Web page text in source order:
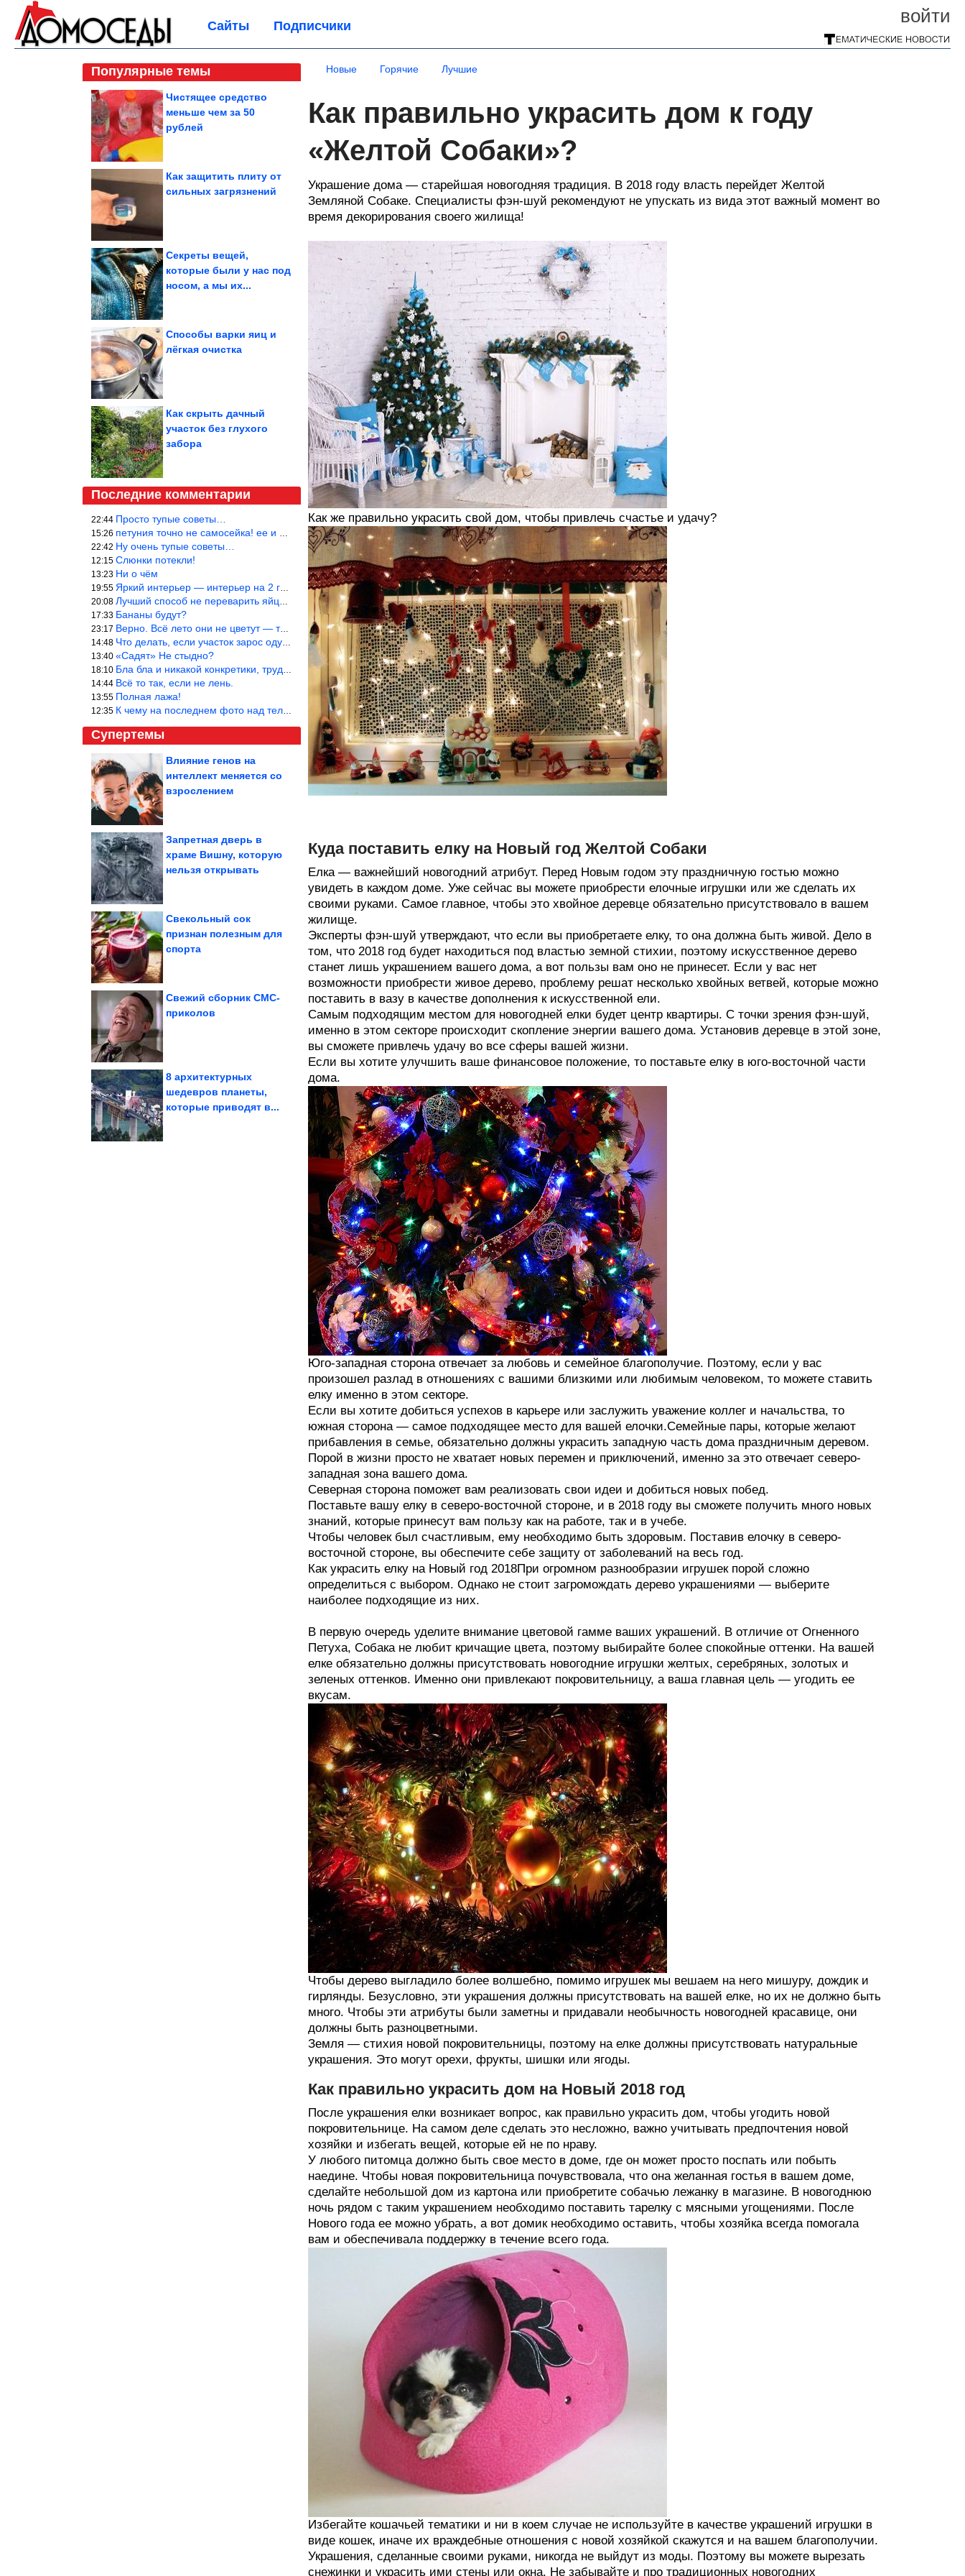
войти
Сайты Подписчики
Популярные темы
Чистящее средство
меньше чем за 50
рублей
Как защитить плиту от
сильных загрязнений
Секреты вещей,
которые были у нас под
носом, а мы их...
Способы варки яиц и
лёгкая очистка
Как cкрыть дачный
участок без глухого
забора
Последние комментарии
22:44 Просто тупые советы…
15:26 петуния точно не самосейка! ее и из рассады тяжело вырастить!
22:42 Ну очень тупые советы…
12:15 Слюнки потекли!
13:23 Ни о чём
19:55 Яркий интерьер — интерьер на 2 года! Человек должен отдыхать в с
20:08 Лучший способ не переварить яйцо — довести его до кипения и выкл
17:33 Бананы будут?
23:17 Верно. Всё лето они не цветут — только в его начале. Достаточно
14:48 Что делать, если участок зарос одуванчиками — ничего.
13:40 «Садят» Не стыдно?
18:10 Бла бла и никакой конкретики, трудно указать наименование рекоме
14:44 Всё то так, если не лень.
13:55 Полная лажа!
12:35 К чему на последнем фото над телевизором две полки? Делают интер
Супертемы
Мужчина избил
грузинском отеле....
Влияние генов на
интеллект меняется со
взрослением
Запретная дверь в
храме Вишну, которую
нельзя открывать
Свекольный сок
признан полезным для
спорта
Свежий сборник СМС-
приколов
Что съесть после 18:00,
чтобы не толстеть
8 архитектурных
шедевров планеты,
которые приводят в...
Новые Горячие Лучшие
Как правильно украсить дом к году
«Желтой Собаки»?
Украшение дома — старейшая новогодняя традиция. В 2018 году власть перейдет Желтой
Земляной Собаке. Специалисты фэн-шуй рекомендуют не упускать из вида этот важный момент во
время декорирования своего жилища!
Как же правильно украсить свой дом, чтобы привлечь счастье и удачу?
Куда поставить елку на Новый год Желтой Собаки
Елка — важнейший новогодний атрибут. Перед Новым годом эту праздничную гостью можно
увидеть в каждом доме. Уже сейчас вы можете приобрести елочные игрушки или же сделать их
своими руками. Самое главное, чтобы это хвойное деревце обязательно присутствовало в вашем
жилище.
Эксперты фэн-шуй утверждают, что если вы приобретаете елку, то она должна быть живой. Дело в
том, что 2018 год будет находиться под властью земной стихии, поэтому искусственное дерево
станет лишь украшением вашего дома, а вот пользы вам оно не принесет. Если у вас нет
возможности приобрести живое дерево, проблему решат несколько хвойных ветвей, которые можно
поставить в вазу в качестве дополнения к искусственной ели.
Самым подходящим местом для новогодней елки будет центр квартиры. С точки зрения фэн-шуй,
именно в этом секторе происходит скопление энергии вашего дома. Установив деревце в этой зоне,
вы сможете привлечь удачу во все сферы вашей жизни.
Если вы хотите улучшить ваше финансовое положение, то поставьте елку в юго-восточной части
дома.
Юго-западная сторона отвечает за любовь и семейное благополучие. Поэтому, если у вас
произошел разлад в отношениях с вашими близкими или любимым человеком, то можете ставить
елку именно в этом секторе.
Если вы хотите добиться успехов в карьере или заслужить уважение коллег и начальства, то
южная сторона — самое подходящее место для вашей елочки.Семейные пары, которые желают
прибавления в семье, обязательно должны украсить западную часть дома праздничным деревом.
Порой в жизни просто не хватает новых перемен и приключений, именно за это отвечает северо-
западная зона вашего дома.
Северная сторона поможет вам реализовать свои идеи и добиться новых побед.
Поставьте вашу елку в северо-восточной стороне, и в 2018 году вы сможете получить много новых
знаний, которые принесут вам пользу как на работе, так и в учебе.
Чтобы человек был счастливым, ему необходимо быть здоровым. Поставив елочку в северо-
восточной стороне, вы обеспечите себе защиту от заболеваний на весь год.
Как украсить елку на Новый год 2018При огромном разнообразии игрушек порой сложно
определиться с выбором. Однако не стоит загромождать дерево украшениями — выберите
наиболее подходящие из них.
В первую очередь уделите внимание цветовой гамме ваших украшений. В отличие от Огненного
Петуха, Собака не любит кричащие цвета, поэтому выбирайте более спокойные оттенки. На вашей
елке обязательно должны присутствовать новогодние игрушки желтых, серебряных, золотых и
зеленых оттенков. Именно они привлекают покровительницу, а ваша главная цель — угодить ее
вкусам.
Чтобы дерево выгладило более волшебно, помимо игрушек мы вешаем на него мишуру, дождик и
гирлянды. Безусловно, эти украшения должны присутствовать на вашей елке, но их не должно быть
много. Чтобы эти атрибуты были заметны и придавали необычность новогодней красавице, они
должны быть разноцветными.
Земля — стихия новой покровительницы, поэтому на елке должны присутствовать натуральные
украшения. Это могут орехи, фрукты, шишки или ягоды.
Как правильно украсить дом на Новый 2018 год
После украшения елки возникает вопрос, как правильно украсить дом, чтобы угодить новой
покровительнице. На самом деле сделать это несложно, важно учитывать предпочтения новой
хозяйки и избегать вещей, которые ей не по нраву.
У любого питомца должно быть свое место в доме, где он может просто поспать или побыть
наедине. Чтобы новая покровительница почувствовала, что она желанная гостья в вашем доме,
сделайте небольшой дом из картона или приобретите собачью лежанку в магазине. В новогоднюю
ночь рядом с таким украшением необходимо поставить тарелку с мясными угощениями. После
Нового года ее можно убрать, а вот домик необходимо оставить, чтобы хозяйка всегда помогала
вам и обеспечивала поддержку в течение всего года.
Избегайте кошачьей тематики и ни в коем случае не используйте в качестве украшений игрушки в
виде кошек, иначе их враждебные отношения с новой хозяйкой скажутся и на вашем благополучии.
Украшения, сделанные своими руками, никогда не выйдут из моды. Поэтому вы можете вырезать
снежинки и украсить ими стены или окна. Не забывайте и про традиционных новогодних